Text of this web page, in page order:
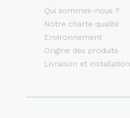
Qui sommes-nous ?
Notre charte qualité
Environnement
Origine des produits
Livraison et installation